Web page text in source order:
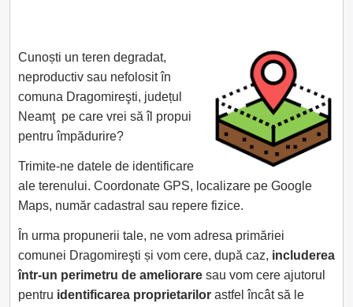
Cunoști un teren degradat,
neproductiv sau nefolosit în
comuna Dragomireşti, județul
Neamţ pe care vrei să îl propui
pentru împădurire?
Trimite-ne datele de identificare
ale terenului. Coordonate GPS, localizare pe Google
Maps, număr cadastral sau repere fizice.
În urma propunerii tale, ne vom adresa primăriei
comunei Dragomireşti și vom cere, după caz, includerea
într-un perimetru de ameliorare sau vom cere ajutorul
pentru identificarea proprietarilor astfel încât să le